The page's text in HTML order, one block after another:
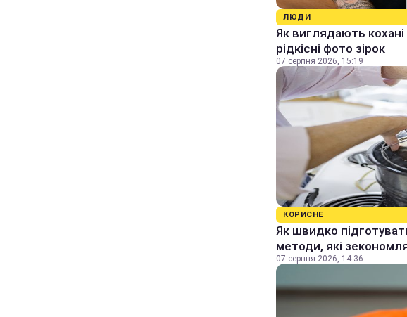
ЛЮДИ
Як виглядають
рідкісні фото зірок
07 серпня 2026, 15:19
КОРИСНЕ
Як швидко
методи, які
07 серпня 2026, 14:36